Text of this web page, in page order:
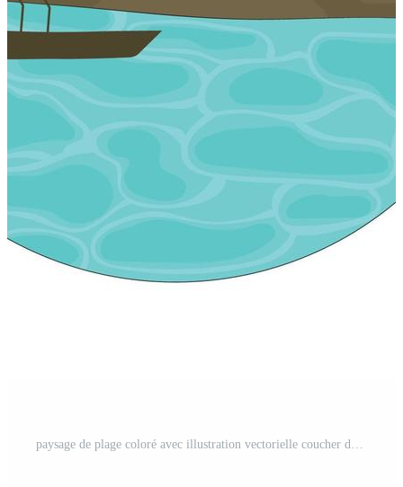
paysage de plage coloré avec illustration vectorielle coucher de soleil et silhouette Vecteur Pro